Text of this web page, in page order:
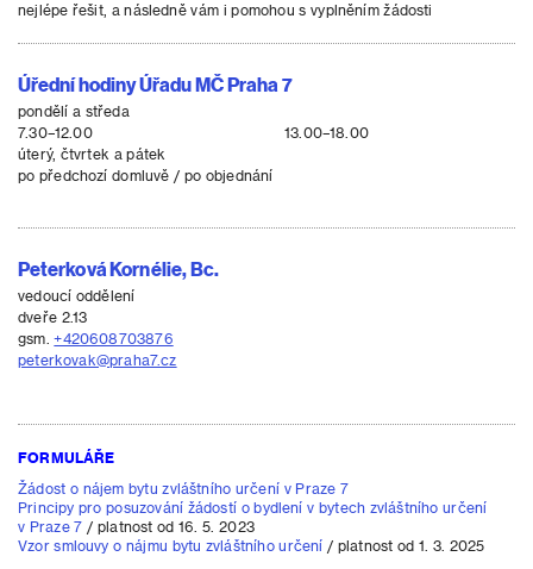
nejlépe řešit, a následně vám i pomohou s vyplněním žádosti
Úřední hodiny Úřadu MČ Praha 7
pondělí a středa
7.30–12.00
13.00–18.00
úterý, čtvrtek a pátek
po předchozí domluvě / po objednání
Peterková Kornélie, Bc.
vedoucí oddělení
dveře 2.13
gsm.+420608703876
peterkovak@praha7.cz
FORMULÁŘE
Žádost o nájem bytu zvláštního určení v Praze 7
Principy pro posuzování žádostí o bydlení v bytech zvláštního určení
v Praze 7 / platnost od 16. 5. 2023
Vzor smlouvy o nájmu bytu zvláštního určení / platnost od 1. 3. 2025